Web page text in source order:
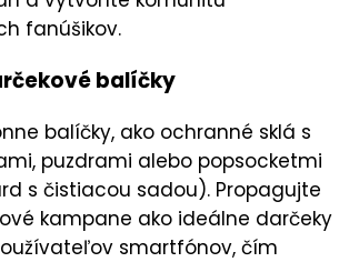
fanúšikov.
balíčky
balíčky, ako ochranné sklá s
puzdrami alebo popsocketmi
s čistiacou sadou). Propagujte
kampane ako ideálne darčeky
smartfónov, čím